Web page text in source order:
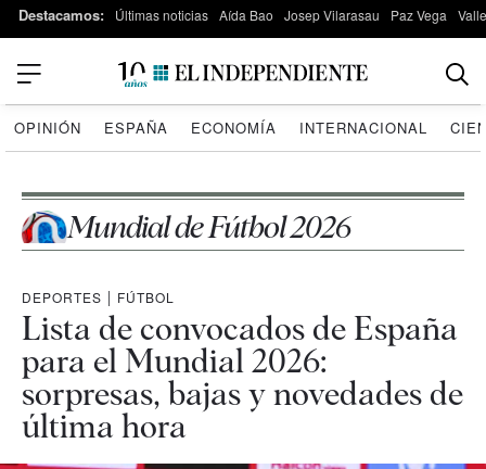
Destacamos: Últimas noticias Aída Bao Josep Vilarasau Paz Vega
OPINIÓN ESPAÑA ECONOMÍA INTERNACIONAL
Mundial de Fútbol 2026
DEPORTES | FÚTBOL
Lista de convocados de España
para el Mundial 2026:
sorpresas, bajas y novedades de
última hora